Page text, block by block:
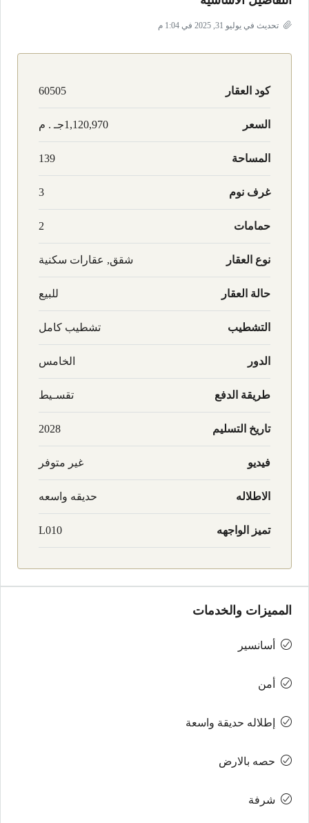
تحديث في يوليو 31, 2025 في 1:04 م
كود العقار 60505
السعر 1,120,970جـ . م
المساحة 139
غرف نوم 3
حمامات 2
نوع العقار شقق, عقارات سكنية
حالة العقار للبيع
التشطيب تشطيب كامل
الدور الخامس
طريقة الدفع تقسـيط
تاريخ التسليم 2028
فيديو غير متوفر
الاطلاله حديقه واسعه
تميز الواجهه L010
المميزات والخدمات
أسانسير
أمن
إطلاله حديقة واسعة
حصه بالارض
شرفة